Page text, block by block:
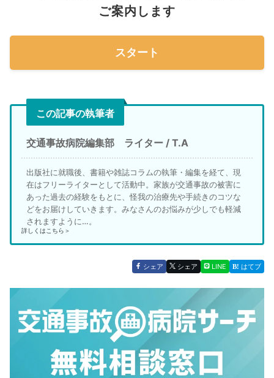
ご案内します
スタート
この記事の執筆者
交通事故病院編集部 ライター / T.A
出版社に就職後、書籍や雑誌コラムの執筆・編集を経て、現
在はフリーライターとして活動中。家族が交通事故の被害に
あった過去の経験をもとに、怪我の治療先や手続きのコツな
どをお届けしていきます。みなさんのお悩みが少しでも軽減
されますように…。
詳しくはこちら＞
シェア シェア LINE はてブ